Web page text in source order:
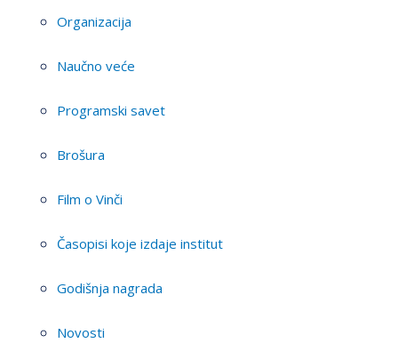
Organizacija
Naučno veće
Programski savet
Brošura
Film o Vinči
Časopisi koje izdaje institut
Godišnja nagrada
Novosti